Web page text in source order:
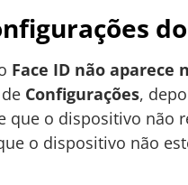
Face ID não aparece
Configurações,
que o dispositivo não
o dispositivo não